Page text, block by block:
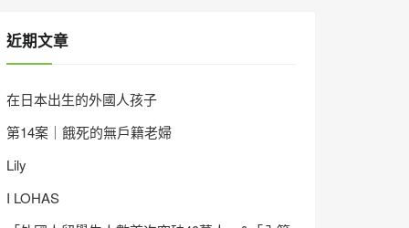
近期文章
在日本出生的外國人孩子
第14案｜餓死的無戶籍老婦
Lily
I LOHAS